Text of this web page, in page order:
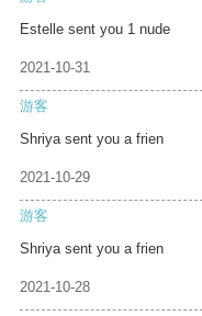
Estelle sent you 1 nude
2021-10-31
游客
Shriya sent you a frien
2021-10-29
游客
Shriya sent you a frien
2021-10-28